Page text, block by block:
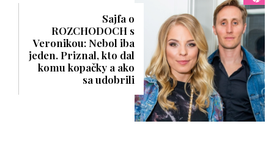
Sajfa o
ROZCHODOCH s
Veronikou: Nebol iba
jeden. Priznal, kto dal
komu kopačky a ako
sa udobrili